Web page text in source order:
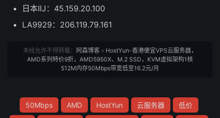
日本IIJ：45.159.20.100
LA9929：206.119.79.161
未经允许不得转载： 阿森博客 » HostYun-香港便宜VPS云服务器，
AMD系列特价9折，AMD5950X、M.2 SSD，KVM虚拟架构1核
512M内存50Mbps带宽低至16.2元/月
50Mbps AMD HostYun 云服务器 低价